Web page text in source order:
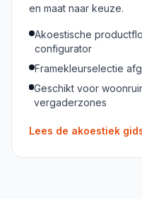
en maat naar keuze.
Akoestische
configurator
Framekleurselectie
Geschikt voor
vergaderzones
Lees de akoestiek